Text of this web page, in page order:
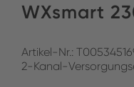
WXsmart
Artikel-Nr.:
2-Kanal-